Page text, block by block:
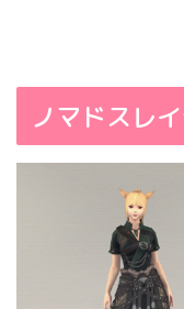
ノマドスレ